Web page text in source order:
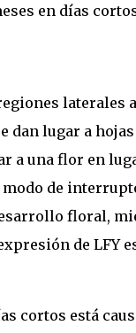
en días
laterales
lugar a
a una flor en
de
floral,
de LFY
cortos está